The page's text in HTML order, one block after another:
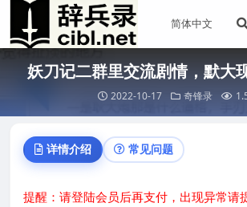
妖刀记二群里交流剧情，默大
2022-10-17 奇锋录
详情介绍 常见问题
提醒：请登陆会员后再支付，出现异常请